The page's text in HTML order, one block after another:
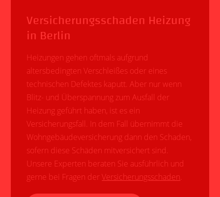
Versicherungsschaden Heizung
in Berlin
Heizungen gehen oftmals aufgrund
altersbedingten Verschleißes oder eines
technischen Defektes kaputt. Aber nur wenn
Blitz- und Überspannung zum Ausfall der
Heizung geführt haben, ist es ein
Versicherungsfall. In dem Fall übernimmt die
Wohngebäudeversicherung dann den Schaden,
sofern diese Schäden mitversichert sind.
Unsere Experten beraten Sie ausführlich und
gerne bei Fragen derVersicherungsschaden.